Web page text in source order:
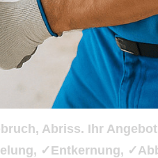
Abriss. Ihr
✓Entkernung,